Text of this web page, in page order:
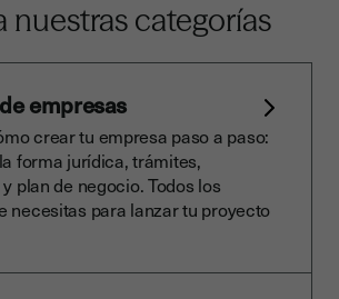
nuestras categorías
empresas
crear tu empresa paso a paso:
forma jurídica, trámites,
plan de negocio. Todos los
necesitas para lanzar tu proyecto